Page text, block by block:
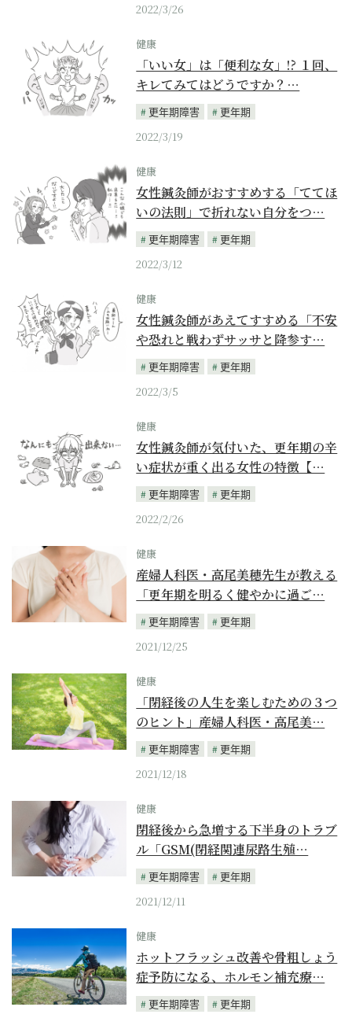
2022/3/26
健康
「いい女」は「便利な女」!? １回、
キレてみてはどうですか？…
更年期障害
更年期
2022/3/19
健康
女性鍼灸師がおすすめする「ててほ
いの法則」で折れない自分をつ…
更年期障害
更年期
2022/3/12
健康
女性鍼灸師があえてすすめる「不安
や恐れと戦わずサッサと降参す…
更年期障害
更年期
2022/3/5
健康
女性鍼灸師が気付いた、更年期の辛
い症状が重く出る女性の特徴【…
更年期障害
更年期
2022/2/26
健康
産婦人科医・高尾美穂先生が教える
「更年期を明るく健やかに過ご…
更年期障害
更年期
2021/12/25
健康
「閉経後の人生を楽しむための３つ
のヒント」産婦人科医・高尾美…
更年期障害
更年期
2021/12/18
健康
閉経後から急増する下半身のトラブ
ル「GSM(閉経関連尿路生殖…
更年期障害
更年期
2021/12/11
健康
ホットフラッシュ改善や骨粗しょう
症予防になる、ホルモン補充療…
更年期障害
更年期